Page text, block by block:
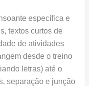
específica e
textos curtos de
de atividades
desde o treino
letras) até o
separação e junção